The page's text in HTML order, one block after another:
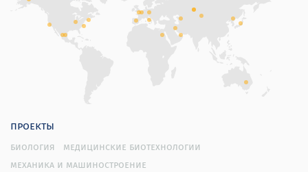
проекты
биология
медицинские биотехнологии
механика и машиностроение